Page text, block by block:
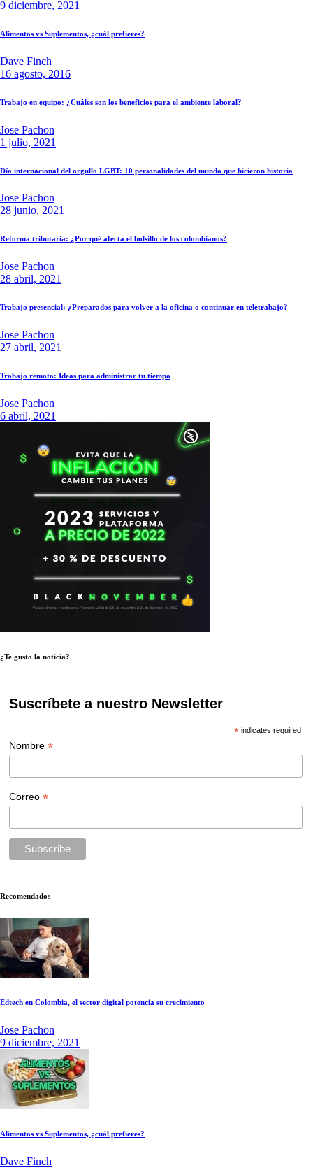
9 diciembre, 2021
Alimentos vs Suplementos, ¿cuál prefieres?
Dave Finch
16 agosto, 2016
Trabajo en equipo: ¿Cuáles son los beneficios para el ambiente laboral?
Jose Pachon
1 julio, 2021
Día internacional del orgullo LGBT: 10 personalidades del mundo que hicieron historia
Jose Pachon
28 junio, 2021
Reforma tributaria: ¿Por qué afecta el bolsillo de los colombianos?
Jose Pachon
28 abril, 2021
Trabajo presencial: ¿Preparados para volver a la oficina o continuar en teletrabajo?
Jose Pachon
27 abril, 2021
Trabajo remoto: Ideas para administrar tu tiempo
Jose Pachon
6 abril, 2021
¿Te gusto la noticia?
Suscríbete a nuestro Newsletter
*indicates required
Nombre*
Correo*
Recomendados
Edtech en Colombia, el sector digital potencia su crecimiento
Jose Pachon
9 diciembre, 2021
Alimentos vs Suplementos, ¿cuál prefieres?
Dave Finch